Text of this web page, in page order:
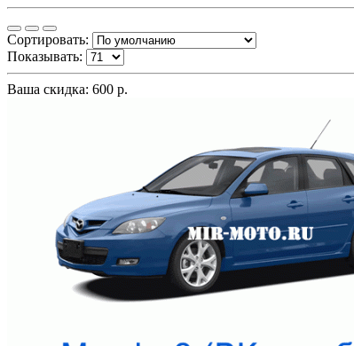
Сортировать:
Показывать:
Ваша скидка: 600 р.